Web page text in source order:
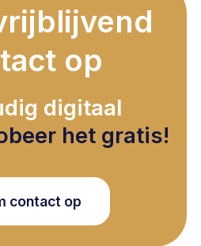
op
digitaal
het gratis!
contact op